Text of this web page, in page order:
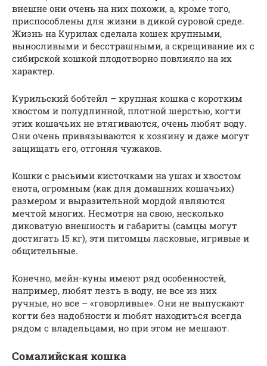
внешне они очень на них похожи, а, кроме того,
приспособлены для жизни в дикой суровой среде.
Жизнь на Курилах сделала кошек крупными,
выносливыми и бесстрашными, а скрещивание их с
сибирской кошкой плодотворно повлияло на их
характер.
Курильский бобтейл – крупная кошка с коротким
хвостом и полудлинной, плотной шерстью, когти
этих кошачьих не втягиваются, очень любят воду.
Они очень привязываются к хозяину и даже могут
защищать его, отгоняя чужаков.
Кошки с рысьими кисточками на ушах и хвостом
енота, огромным (как для домашних кошачьих)
размером и выразительной мордой являются
мечтой многих. Несмотря на свою, несколько
диковатую внешность и габариты (самцы могут
достигать 15 кг), эти питомцы ласковые, игривые и
общительные.
Конечно, мейн-куны имеют ряд особенностей,
например, любят лезть в воду, не все из них
ручные, но все – «говорливые». Они не выпускают
когти без надобности и любят находиться всегда
рядом с владельцами, но при этом не мешают.
Сомалийская кошка